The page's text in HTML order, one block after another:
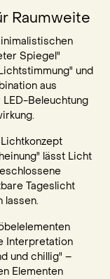
Raumweite
Spiegel"
und
aus
Beleuchtung
lässt Licht
Tageslicht
lassen.
Interpretation
und chillig" –
Elementen